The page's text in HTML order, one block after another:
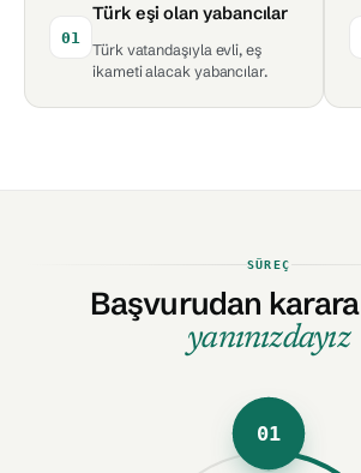
01
Türk eşi olan yabancılar
Türk vatandaşıyla evli, eş
ikameti alacak yabancılar.
SÜREÇ
Başvurudan
yanınızdayız
01